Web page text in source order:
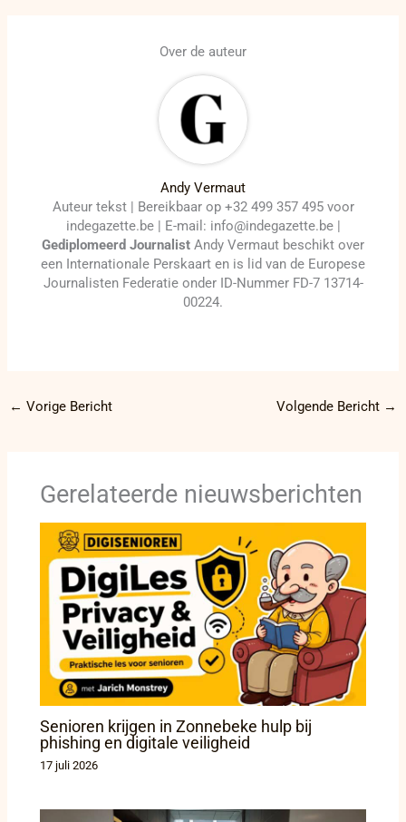
Over de auteur
Andy Vermaut
Auteur tekst | Bereikbaar op +32 499 357 495 voor
indegazette.be | E-mail: info@indegazette.be |
Gediplomeerd Journalist Andy Vermaut beschikt over
een Internationale Perskaart en is lid van de Europese
Journalisten Federatie onder ID-Nummer FD-7 13714-
00224.
← Vorige Bericht Volgende Bericht →
Gerelateerde nieuwsberichten
Senioren krijgen in Zonnebeke hulp bij
phishing en digitale veiligheid
17 juli 2026